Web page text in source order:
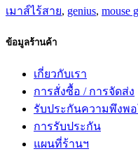
เมาส์ไร้สาย, genius, mouse
ข้อมูลร้านค้า
เกี่ยวกับเรา
การสั่งซื้อ / การจัดส่ง
รับประกันความพึงพอ
การรับประกัน
แผนที่ร้านฯ